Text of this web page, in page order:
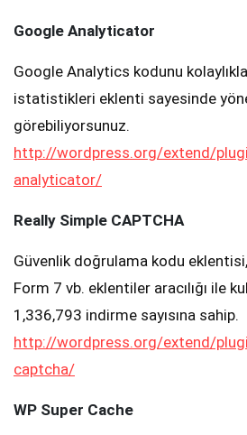
Google Analyticator
Google Analytics kodunu
istatistikleri eklenti sayesinde
görebiliyorsunuz.
http://wordpress.org/extend/
analyticator/
Really Simple CAPTCHA
Güvenlik doğrulama kodu
Form 7 vb. eklentiler aracılığı ile
1,336,793 indirme sayısına sahip.
http://wordpress.org/extend/
captcha/
WP Super Cache